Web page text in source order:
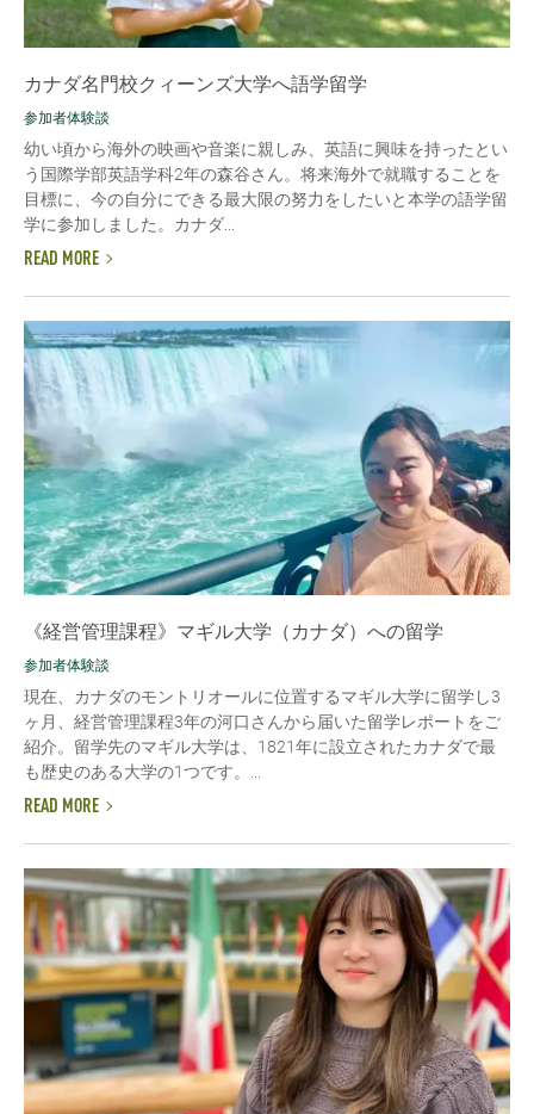
カナダ名門校クィーンズ大学へ語学留学
参加者体験談
幼い頃から海外の映画や音楽に親しみ、英語に興味を持ったとい
う国際学部英語学科2年の森谷さん。将来海外で就職することを
目標に、今の自分にできる最大限の努力をしたいと本学の語学留
学に参加しました。カナダ...
READ MORE
《経営管理課程》マギル大学（カナダ）への留学
参加者体験談
現在、カナダのモントリオールに位置するマギル大学に留学し3
ヶ月、経営管理課程3年の河口さんから届いた留学レポートをご
紹介。留学先のマギル大学は、1821年に設立されたカナダで最
も歴史のある大学の1つです。...
READ MORE